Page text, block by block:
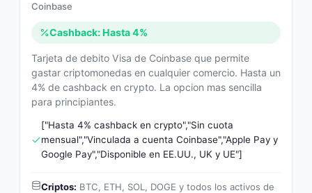
Coinbase
Cashback: Hasta 4%
Tarjeta de debito Visa de Coinbase que permite
gastar criptomonedas en cualquier comercio. Hasta un
4% de cashback en crypto. La opcion mas sencilla
para principiantes.
["Hasta 4% cashback en crypto","Sin cuota
mensual","Vinculada a cuenta Coinbase","Apple Pay y
Google Pay","Disponible en EE.UU., UK y UE"]
Criptos: BTC, ETH, SOL, DOGE y todos los activos de